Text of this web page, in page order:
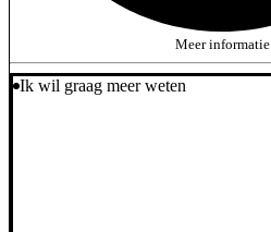
Meer informatie
Ik wil graag meer weten